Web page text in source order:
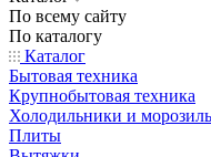
По всему сайту
По каталогу
Каталог
Бытовая техника
Крупнобытовая техника
Холодильники и
Плиты